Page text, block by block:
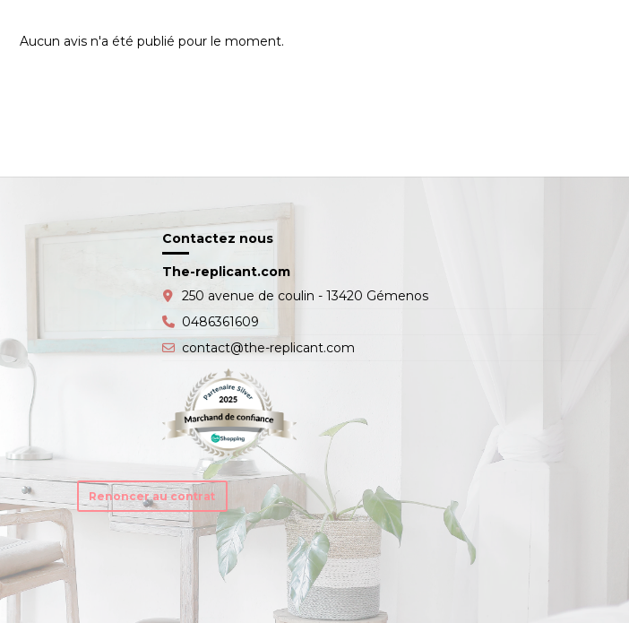
Aucun avis n'a été publié pour le moment.
Contactez nous
The-replicant.com
250 avenue de coulin - 13420 Gémenos
0486361609
contact@the-replicant.com
Renoncer au contrat